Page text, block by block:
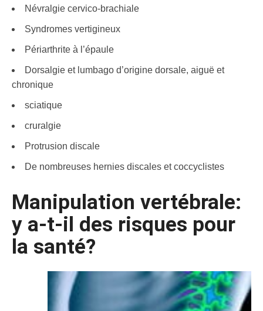
Névralgie cervico-brachiale
Syndromes vertigineux
Périarthrite à l’épaule
Dorsalgie et lumbago d’origine dorsale, aiguë et
chronique
sciatique
cruralgie
Protrusion discale
De nombreuses hernies discales et coccyclistes
Manipulation vertébrale:
y a-t-il des risques pour
la santé?